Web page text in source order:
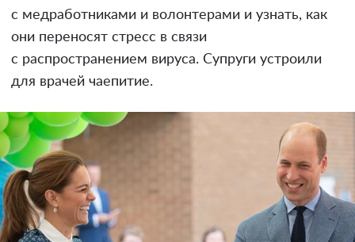
с медработниками и волонтерами и узнать, как
они переносят стресс в связи
с распространением вируса. Супруги устроили
для врачей чаепитие.